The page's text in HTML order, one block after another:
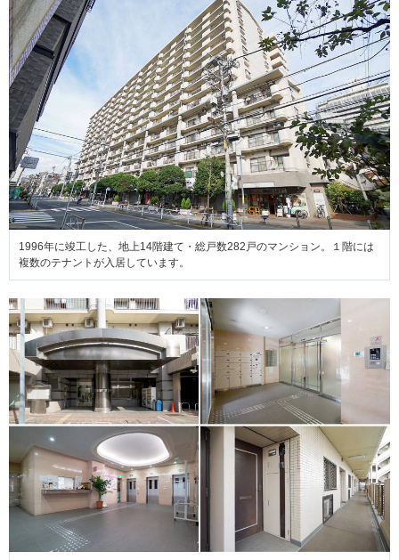
1996年に竣工した、地上14階建て・総戸数282戸のマンション。１階には
複数のテナントが入居しています。